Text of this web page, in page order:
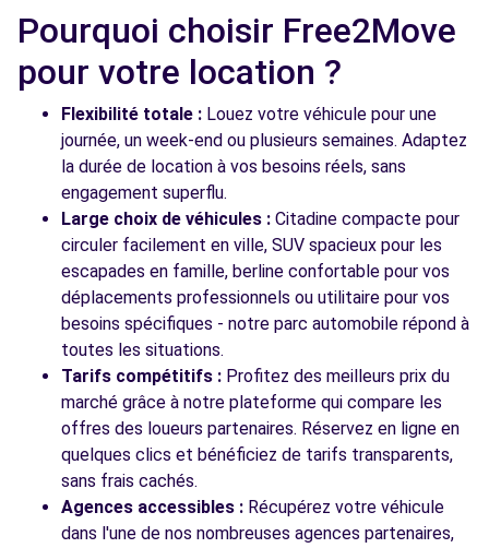
Free2Move Rent - GARAGE OISMAYO -
HERMONVILLE (C)
11.7
HERMONVILLE, 51220
Voir l'agence
Pourquoi choisir Free2Move
pour votre location ?
Flexibilité totale : Louez votre véhicule pour une
journée, un week-end ou plusieurs semaines. Adaptez
la durée de location à vos besoins réels, sans
engagement superflu.
Large choix de véhicules : Citadine compacte pour
circuler facilement en ville, SUV spacieux pour les
escapades en famille, berline confortable pour vos
déplacements professionnels ou utilitaire pour vos
besoins spécifiques - notre parc automobile répond à
toutes les situations.
Tarifs compétitifs : Profitez des meilleurs prix du
marché grâce à notre plateforme qui compare les
offres des loueurs partenaires. Réservez en ligne en
quelques clics et bénéficiez de tarifs transparents,
sans frais cachés.
Agences accessibles : Récupérez votre véhicule
dans l'une de nos nombreuses agences partenaires,